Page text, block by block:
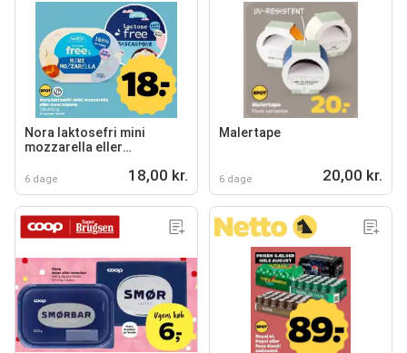
Nora laktosefri mini
mozzarella eller
6 dage 18,00 kr.
Malertape
6 dage 20,00 kr.